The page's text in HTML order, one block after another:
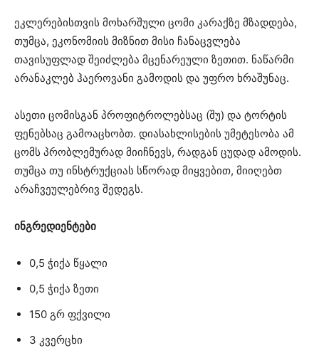
ეკლერებისთვის მოხარშული ცომი კარაქზე მზადდება,
თუმცა, ეკონომიის მიზნით მისი ჩანაცვლება
თავისუფლად შეიძლება მცენარეული ზეთით. ნაწარმი
არანაკლებ ჰაეროვანი გამოდის და უფრო ხრაშუნაც.
ასეთი ცომისგან პროფიტროლებსაც (შუ) და ტორტის
ფენებსაც გამოაცხობთ. დიასახლისების უმეტესობა ამ
ცომს პრობლემურად მიიჩნევს, რადგან ცუდად ამოდის.
თუმცა თუ ინსტრუქციას სწორად მიყვებით, მიიღებთ
არაჩვეულებრივ შედეგს.
ინგრედიენტები
0,5 ჭიქა წყალი
0,5 ჭიქა ზეთი
150 გრ ფქვილი
3 კვერცხი